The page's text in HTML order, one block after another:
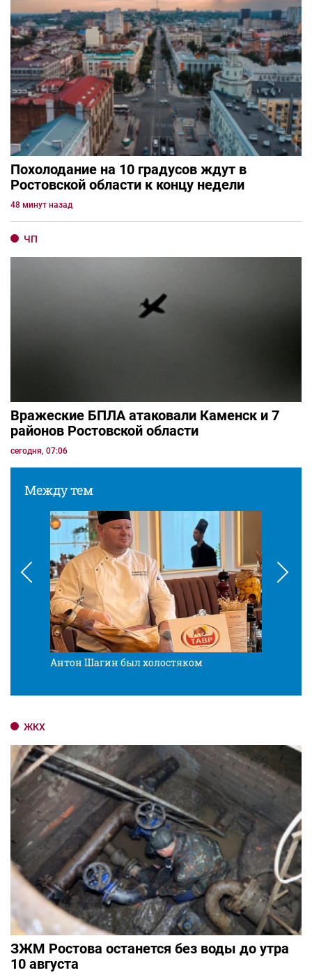
Похолодание на 10 градусов ждут в
Ростовской области к концу недели
48 минут назад
ЧП
Вражеские БПЛА атаковали Каменск и 7
районов Ростовской области
сегодня, 07:06
Между тем
Антон Шагин был холостяком
ЖКХ
ЗЖМ Ростова останется без воды до утра
10 августа